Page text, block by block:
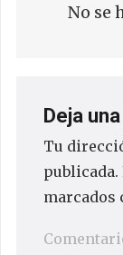
No se
Deja
Tu
publicada.
marcados